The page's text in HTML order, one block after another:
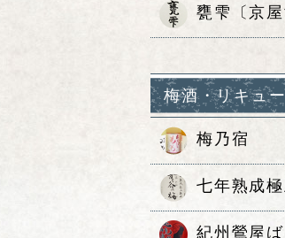
甕雫〔京屋
梅酒・リキュ
梅乃宿
七年熟成
紀州鶯屋